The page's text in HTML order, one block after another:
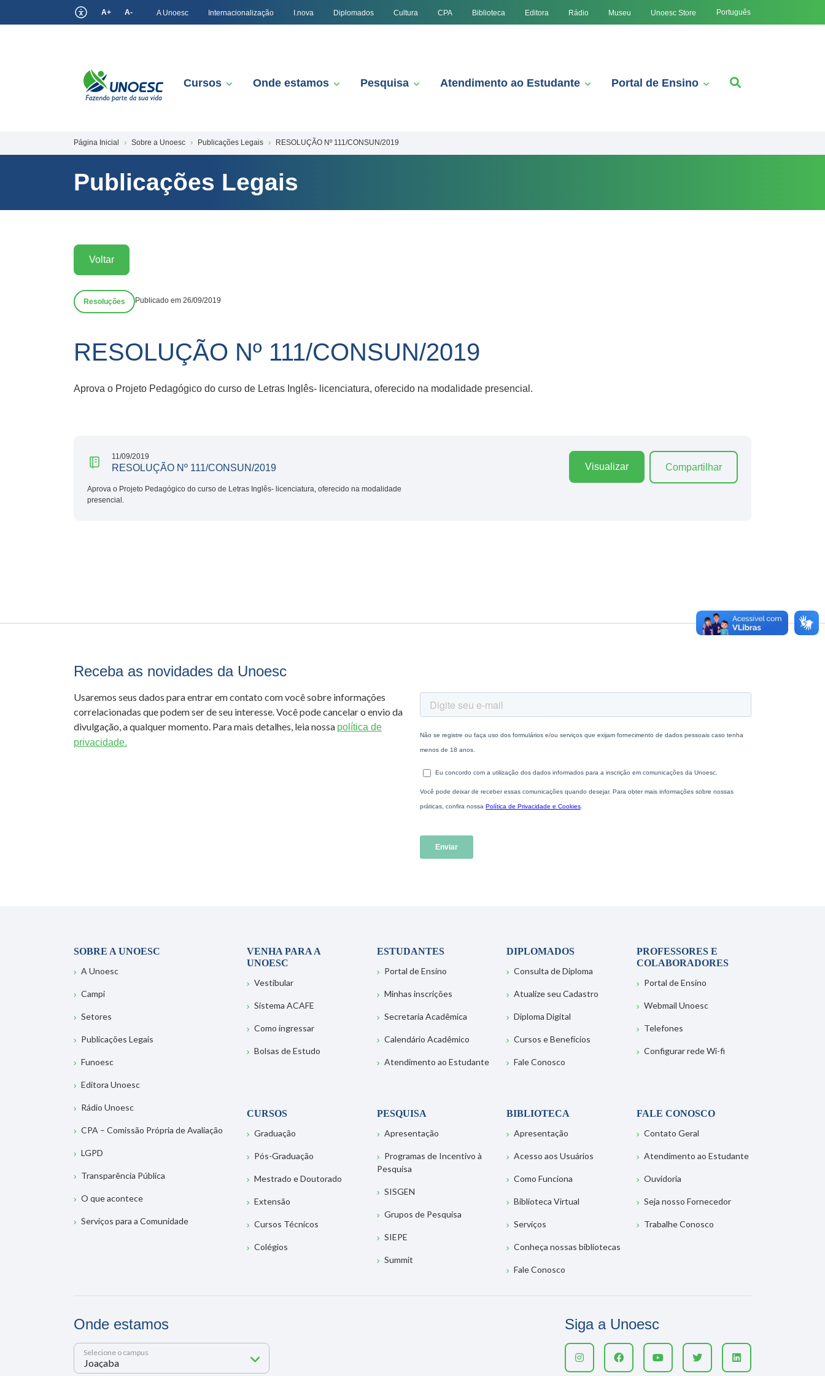
A+ A- A Unoesc Internacionalização I.nova Diplomados Cultura CPA Biblioteca Editora Rádio Museu Unoesc Store Português
Cursos Onde estamos Pesquisa Atendimento ao Estudante Portal de Ensino
Página Inicial Sobre a Unoesc Publicações Legais RESOLUÇÃO Nº 111/CONSUN/2019
Publicações Legais
Voltar
Resoluções Publicado em 26/09/2019
RESOLUÇÃO Nº 111/CONSUN/2019
Aprova o Projeto Pedagógico do curso de Letras Inglês- licenciatura, oferecido na modalidade presencial.
11/09/2019
RESOLUÇÃO Nº 111/CONSUN/2019
Aprova o Projeto Pedagógico do curso de Letras Inglês- licenciatura, oferecido na modalidade
presencial.
Visualizar Compartilhar
Receba as novidades da Unoesc
Usaremos seus dados para entrar em contato com você sobre informações
correlacionadas que podem ser de seu interesse. Você pode cancelar o envio da
divulgação, a qualquer momento. Para mais detalhes, leia nossa política de
privacidade.
SOBRE A UNOESC
A Unoesc
Campi
Setores
Publicações Legais
Funoesc
Editora Unoesc
Rádio Unoesc
CPA – Comissão Própria de Avaliação
LGPD
Transparência Pública
O que acontece
Serviços para a Comunidade
VENHA PARA A
UNOESC
Vestibular
Sistema ACAFE
Como ingressar
Bolsas de Estudo
ESTUDANTES
Portal de Ensino
Minhas inscrições
Secretaria Acadêmica
Calendário Acadêmico
Atendimento ao Estudante
DIPLOMADOS
Consulta de Diploma
Atualize seu Cadastro
Diploma Digital
Cursos e Benefícios
Fale Conosco
PROFESSORES E
COLABORADORES
Portal de Ensino
Webmail Unoesc
Telefones
Configurar rede Wi-fi
CURSOS
Graduação
Pós-Graduação
Mestrado e Doutorado
Extensão
Cursos Técnicos
Colégios
PESQUISA
Apresentação
Programas de Incentivo à
Pesquisa
SISGEN
Grupos de Pesquisa
SIEPE
Summit
BIBLIOTECA
Apresentação
Acesso aos Usuários
Como Funciona
Biblioteca Virtual
Serviços
Conheça nossas bibliotecas
Fale Conosco
FALE CONOSCO
Contato Geral
Atendimento ao Estudante
Ouvidoria
Seja nosso Fornecedor
Trabalhe Conosco
Onde estamos
Selecione o campus
Siga a Unoesc